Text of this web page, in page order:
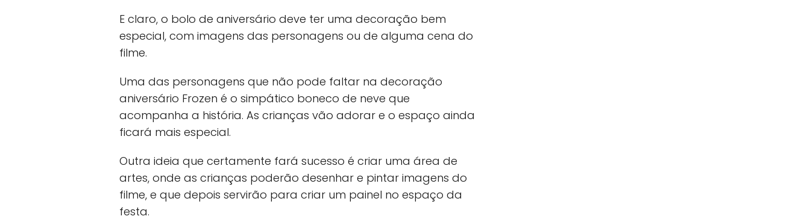
E claro, o bolo de aniversário deve ter uma decoração bem
especial, com imagens das personagens ou de alguma cena do
filme.
Uma das personagens que não pode faltar na decoração
aniversário Frozen é o simpático boneco de neve que
acompanha a história. As crianças vão adorar e o espaço ainda
ficará mais especial.
Outra ideia que certamente fará sucesso é criar uma área de
artes, onde as crianças poderão desenhar e pintar imagens do
filme, e que depois servirão para criar um painel no espaço da
festa.